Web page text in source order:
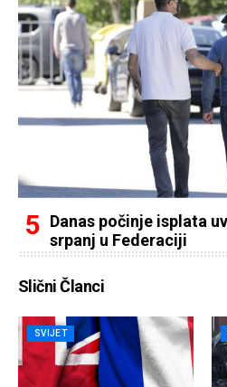
Danas počinje isplata
srpanj u Federaciji
Slični Članci
SVIJET